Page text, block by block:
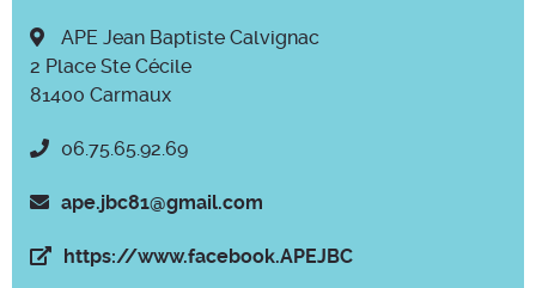
APE Jean Baptiste Calvignac
2 Place Ste Cécile
81400 Carmaux
06.75.65.92.69
ape.jbc81@gmail.com
https://www.facebook.APEJBC